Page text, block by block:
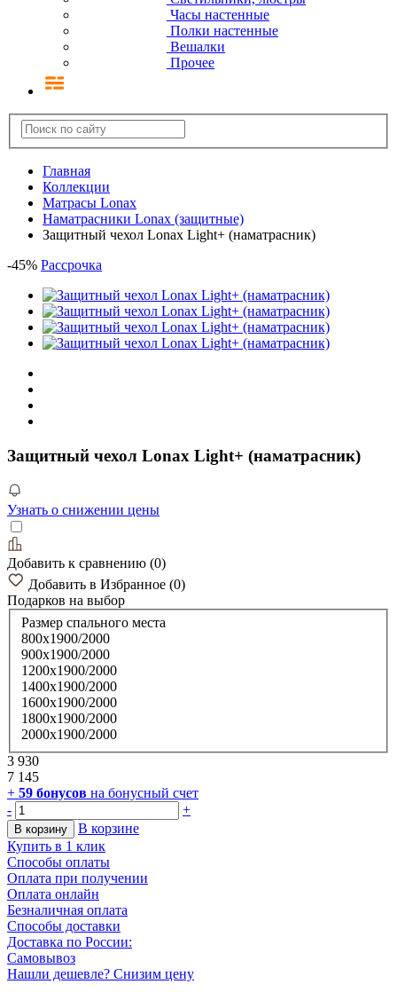
Часы настенные
Полки настенные
Вешалки
Прочее
Главная
Коллекции
Матрасы Lonax
Наматрасники Lonax (защитные)
Защитный чехол Lonax Light+ (наматрасник)
-45% Рассрочка
Защитный чехол Lonax Light+ (наматрасник)
Узнать о снижении цены
Добавить к сравнению (0)
Добавить в Избранное (0)
Подарков на выбор
Размер спального места
800х1900/2000
900х1900/2000
1200х1900/2000
1400х1900/2000
1600х1900/2000
1800х1900/2000
2000х1900/2000
3 930
7 145
+ 59 бонусов на бонусный счет
-
+
В корзину
В корзине
Купить в 1 клик
Способы оплаты
Оплата при получении
Оплата онлайн
Безналичная оплата
Способы доставки
Доставка по России:
Самовывоз
Нашли дешевле? Снизим цену